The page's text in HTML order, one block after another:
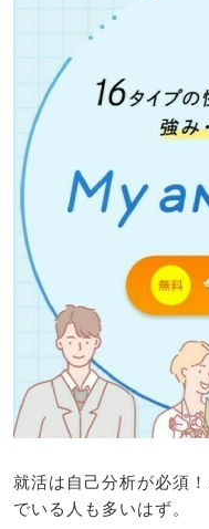
就活は自己分析が必須
でいる人も多いはず。